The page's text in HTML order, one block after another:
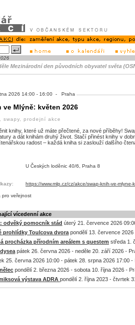
Mezinárodní den původních obyvatel světa
2026 14:00 - 16:00 - Praha
ve Mlýně: květen 2026
swapy, prodejní akce
knihy, které už máte přečtené, za nové příběhy!
a dát knihám druhý život. Stačí přinést knihy v
radost – každá kniha si zaslouží dalšího
U Českých loděnic 40/6, Praha 8
https://www.mlp.cz/cz/akce/swap-knih-ve-
pro veřejnost
vícedenní akce
odvěký pomocník stád úterý 21. července 2026
prohlídky Toulcova dvora pondělí 13. července
procházka přírodním areálem s questem středa 1.
pátek 26. června 2026 - neděle 20. září 2026 -
25. června 2026 10:00 - pátek 28. srpna 2026 17:00 -
pondělí 2. března 2026 - sobota 10. října 2026 -
výstava ADRA pondělí 2. října 2023 - čtvrtek